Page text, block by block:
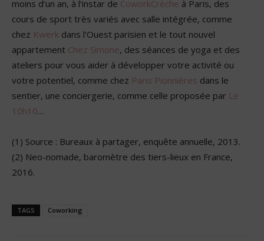
moins d’un an, à l’instar de CoworkCrèche à Paris, des
cours de sport très variés avec salle intégrée, comme
chez Kwerk dans l’Ouest parisien et le tout nouvel
appartement Chez Simone, des séances de yoga et des
ateliers pour vous aider à développer votre activité ou
votre potentiel, comme chez Paris Pionnières dans le
sentier, une conciergerie, comme celle proposée par Le
10h10…
(1) Source : Bureaux à partager, enquête annuelle, 2013.
(2) Neo-nomade, baromètre des tiers-lieux en France,
2016.
TAGS Coworking